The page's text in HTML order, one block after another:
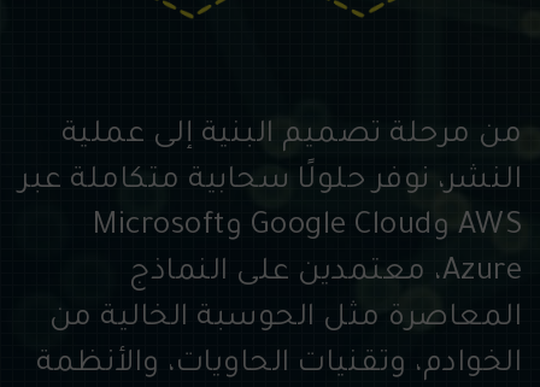
من مرحلة تصميم البنية إلى عملية
النشر، نوفر حلولًا سحابية متكاملة عبر
AWS وGoogle Cloud وMicrosoft
Azure، معتمدين على النماذج
المعاصرة مثل الحوسبة الخالية من
الخوادم، وتقنيات الحاويات، والأنظمة